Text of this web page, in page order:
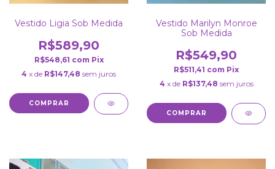
Vestido Ligia Sob Medida
R$589,90
R$548,61 com Pix
4 x de R$147,48 sem juros
COMPRAR
Vestido Marilyn Monroe
Sob Medida
R$549,90
R$511,41 com Pix
4 x de R$137,48 sem juros
COMPRAR